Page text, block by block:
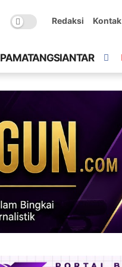
Redaksi Kontak
PAMATANGSIANTAR